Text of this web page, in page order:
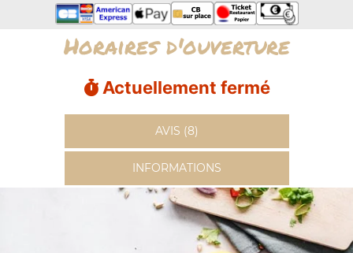
Horaires d'ouverture
Actuellement fermé
AVIS (8)
INFORMATIONS